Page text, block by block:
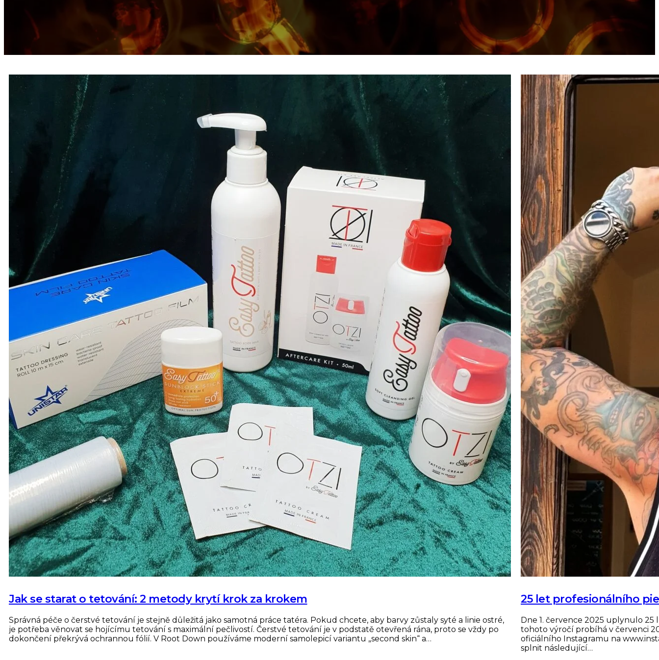
Jak se starat o tetování: 2 metody krytí krok za krokem
Správná péče o čerstvé tetování je stejně důležitá jako samotná práce tatéra. Pokud chcete, aby barvy zůstaly syté a linie ostré,
je potřeba věnovat se hojícímu tetování s maximální pečlivostí. Čerstvé tetování je v podstatě otevřená rána, proto se vždy po
dokončení překrývá ochrannou fólií. V Root Down používáme moderní samolepicí variantu „second skin“ a…
25 let profesionálního
Dne 1. července 2025 uplynulo
tohoto výročí probíhá v červenci
oficiálního Instagramu na
splnit následující…